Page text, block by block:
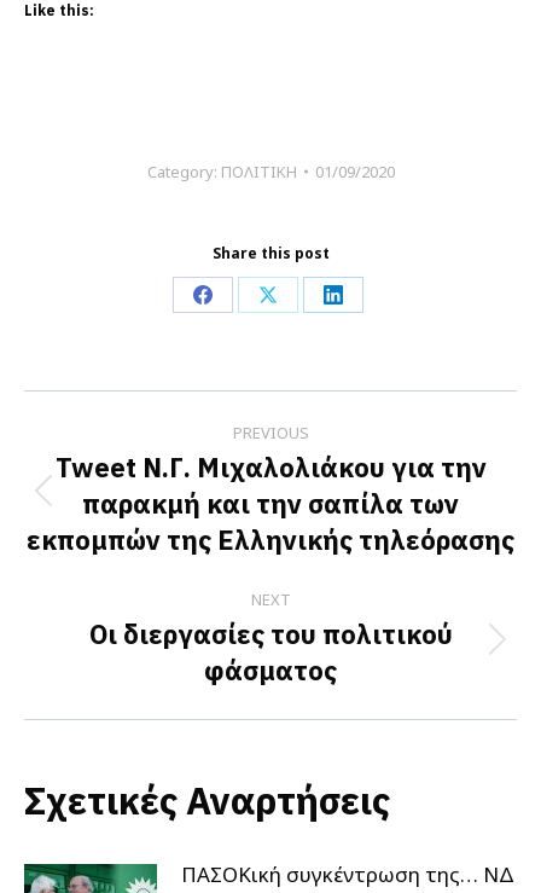
Like this:
Category: ΠΟΛΙΤΙΚΗ 01/09/2020
Share this post
Share
Facebook
Share
X
Share
LinkedIn
navigation
PREVIOUS
Previous
post:
Tweet Ν.Γ. Μιχαλολιάκου για την
παρακμή και την σαπίλα των
εκπομπών της Ελληνικής τηλεόρασης
NEXT
Next
post:
Οι διεργασίες του πολιτικού
φάσματος
Σχετικές Αναρτήσεις
ΠΑΣΟΚική συγκέντρωση της… ΝΔ